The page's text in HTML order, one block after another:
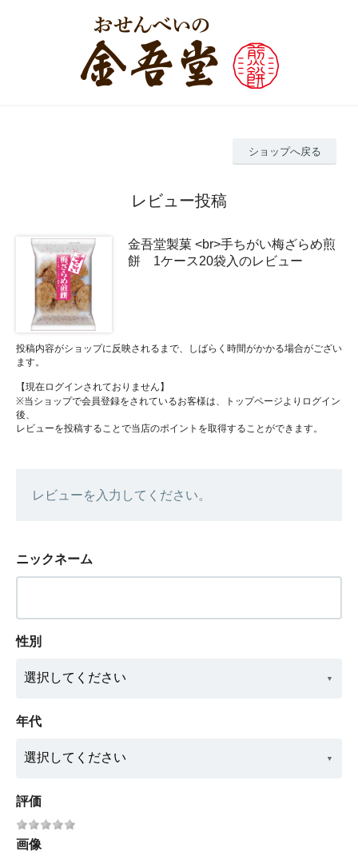
ショップへ戻る
レビュー投稿
金吾堂製菓 <br>手ちがい梅ざらめ煎
餅 1ケース20袋入のレビュー
投稿内容がショップに反映されるまで、しばらく時間がかかる場合がござい
ます。
【現在ログインされておりません】
※当ショップで会員登録をされているお客様は、トップページよりログイン
後、
レビューを投稿することで当店のポイントを取得することができます。
レビューを入力してください。
ニックネーム
性別
年代
評価
画像